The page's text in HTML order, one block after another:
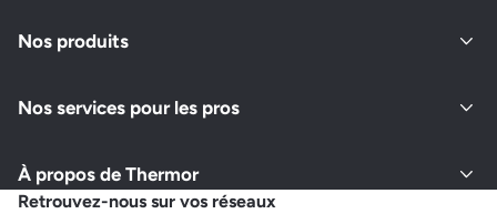
Fermé actuellement
Demander un devis
RENOV CARTIER
93 RUE GEORGES RENARD
Nos produits
Nos services pour les pros
À propos de Thermor
Retrouvez-nous sur vos réseaux